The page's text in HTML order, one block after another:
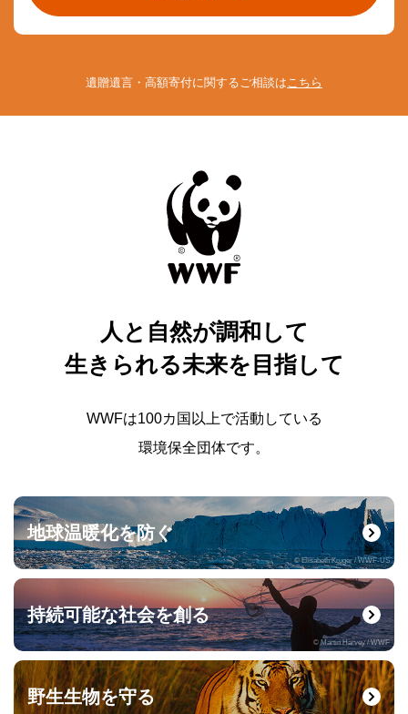
遺贈遺言・高額寄付に関するご相談はこちら
人と自然が調和して
生きられる未来を目指して
WWFは100カ国以上で活動している
環境保全団体です。
地球温暖化を防ぐ
© Elisabeth Kruger / WWF-US
持続可能な社会を創る
© Martin Harvey / WWF
野生生物を守る